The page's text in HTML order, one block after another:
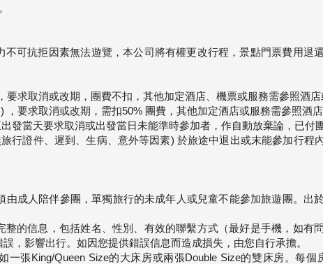
不可抗拒因素無法遊覽，本公司將有權更改行程，景點門票費用退
要求取消或改期，團費不扣，其他加定酒店、機票或服務需參照酒店
，要求取消或改期，需扣50% 團費，其他加定酒店或服務需參照酒
發當天要求取消或出發當日未能準時參加者，作自動放棄論，已付
行證件、遲到、生病、意外等因素) 於旅途中退出或末能參加行程
由成人陪伴參團，單獨旅行的未成年人或兒童不能參加旅遊團。出
整的信息，包括姓名、性別、有效的聯繫方式（最好是手機，如有
，影響出行。如因您提供錯誤信息而造成損失，由您自行承擔。
一張King/Queen Size的大床房或兩張Double Size的雙床房。每